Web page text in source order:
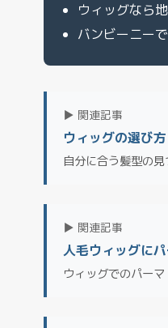
ウィッグなら
バンビーニー
▶ 関連記事
ウィッグの選び
自分に合う髪型の見
▶ 関連記事
人毛ウィッグに
ウィッグでのパー